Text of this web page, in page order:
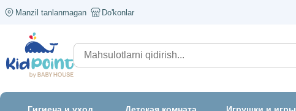
Manzil tanlanmagan Do'konlar